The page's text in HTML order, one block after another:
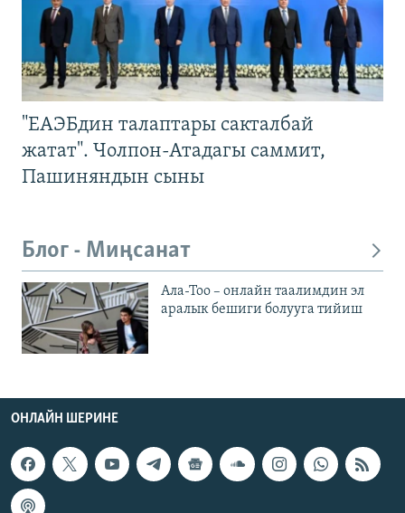
"ЕАЭБдин талаптары сакталбай
жатат". Чолпон-Атадагы саммит,
Пашиняндын сыны
Блог - Миңсанат
Ала-Тоо – онлайн таалимдин эл
аралык бешиги болууга тийиш
ОНЛАЙН ШЕРИНЕ